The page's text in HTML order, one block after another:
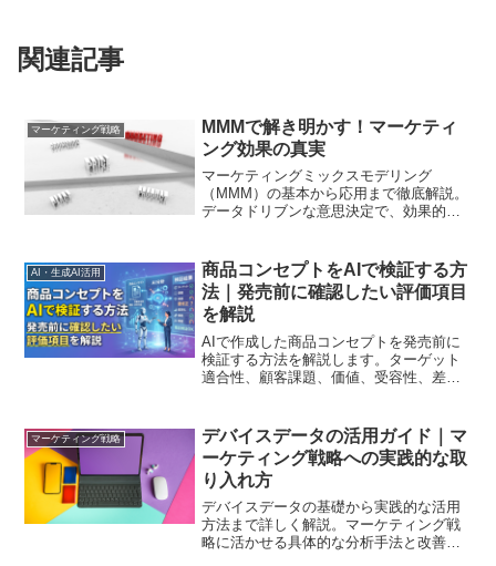
関連記事
マーケティング戦略
MMMで解き明かす！マーケティ
ング効果の真実
マーケティングミックスモデリング
（MMM）の基本から応用まで徹底解説。
データドリブンな意思決定で、効果的な
AI・生成AI活用
商品コンセプトをAIで検証する方
法｜発売前に確認したい評価項目
を解説
AIで作成した商品コンセプトを発売前に
検証する方法を解説します。ターゲット
適合性、顧客課題、価値、受容性、差別
アンケート、LPテストへ進む実践手順を
紹介します。
マーケティング戦略
デバイスデータの活用ガイド｜マ
ーケティング戦略への実践的な取
り入れ方
デバイスデータの基礎から実践的な活用
方法まで詳しく解説。マーケティング戦
略に活かせる具体的な分析手法と改善施